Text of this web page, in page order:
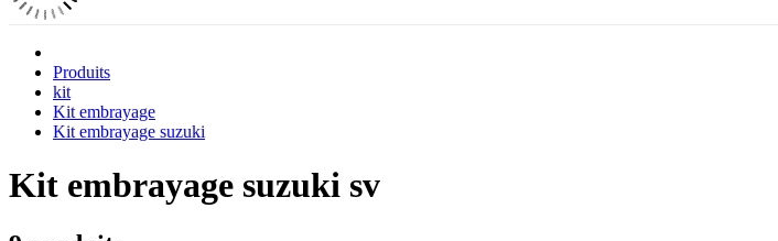
Produits
kit
Kit embrayage
Kit embrayage suzuki
Kit embrayage suzuki sv